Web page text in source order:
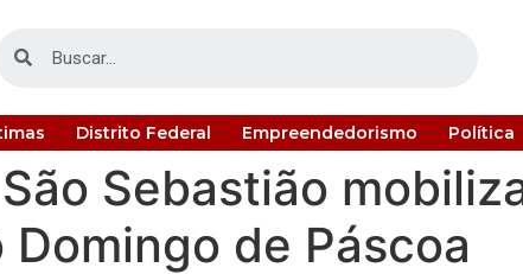
Distrito Federal Empreendedorismo Política
Sebastião
de Páscoa